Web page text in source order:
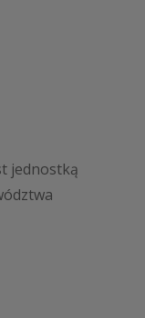
jednostką